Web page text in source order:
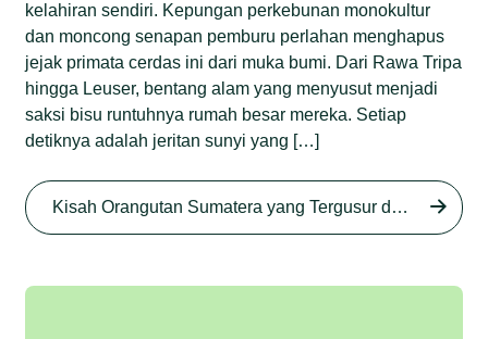
Sumatera di Rawa Tripa
Junaidi Hanafiah 27 Agu 2025
Begini Modus Perburuan
kelahiran sendiri. Kepungan perkebunan monokultur
dan moncong senapan pemburu perlahan menghapus
jejak primata cerdas ini dari muka bumi. Dari Rawa Tripa
hingga Leuser, bentang alam yang menyusut menjadi
saksi bisu runtuhnya rumah besar mereka. Setiap
detiknya adalah jeritan sunyi yang […]
Kisah Orangutan Sumatera yang Tergusur dari Rumah Sendiri series